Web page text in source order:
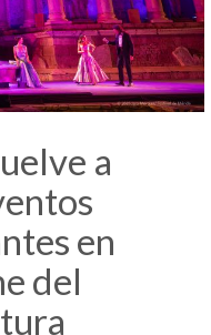
a
en
del